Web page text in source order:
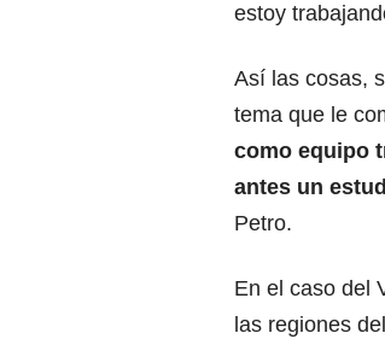
estoy
Así las cosas,
tema que le
como equipo
antes un
Petro.
En el caso del
las regiones